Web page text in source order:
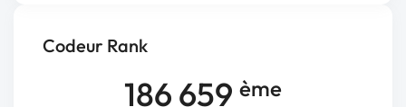
Codeur Rank
186 659 ème